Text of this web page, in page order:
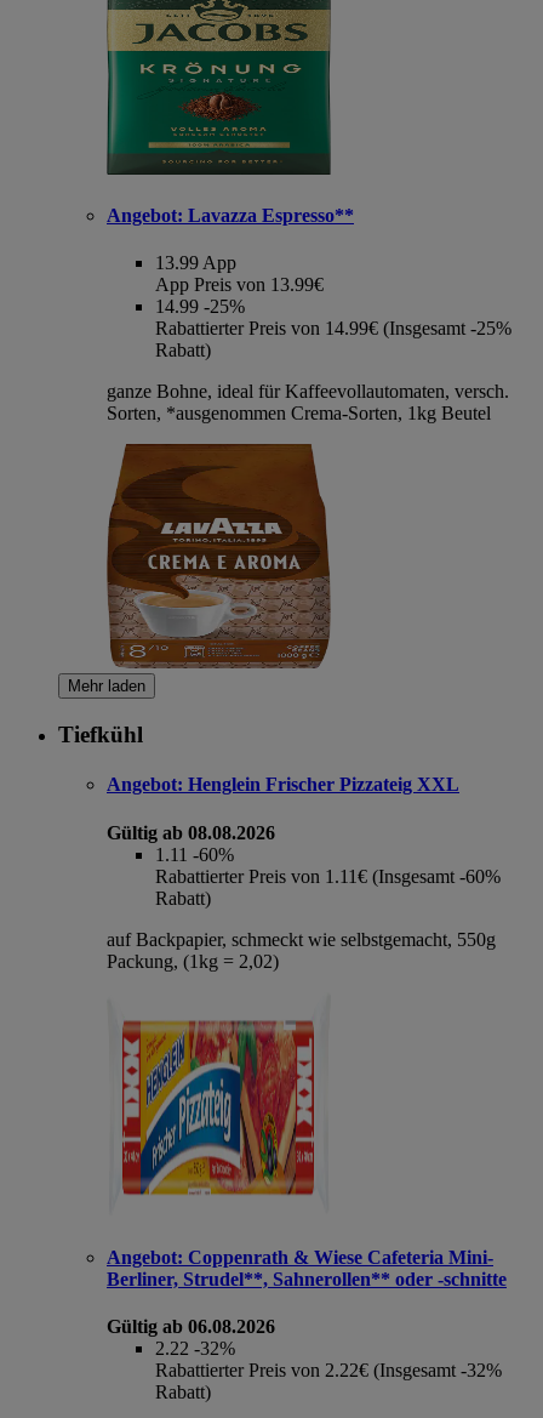
Angebot: Lavazza Espresso**
13.99 App
App Preis von 13.99€
14.99 -25%
Rabattierter Preis von 14.99€ (Insgesamt -25%
Rabatt)
ganze Bohne, ideal für Kaffeevollautomaten, versch.
Sorten, *ausgenommen Crema-Sorten, 1kg Beutel
Mehr laden
Tiefkühl
Angebot: Henglein Frischer Pizzateig XXL
Gültig ab 08.08.2026
1.11 -60%
Rabattierter Preis von 1.11€ (Insgesamt -60%
Rabatt)
auf Backpapier, schmeckt wie selbstgemacht, 550g
Packung, (1kg = 2,02)
Angebot: Coppenrath & Wiese Cafeteria Mini-
Berliner, Strudel**, Sahnerollen** oder -schnitte
Gültig ab 06.08.2026
2.22 -32%
Rabattierter Preis von 2.22€ (Insgesamt -32%
Rabatt)